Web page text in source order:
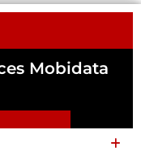
Mobidata